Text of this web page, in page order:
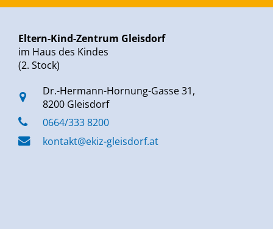
Eltern-Kind-Zentrum Gleisdorf
im Haus des Kindes
(2. Stock)
Dr.-Hermann-Hornung-Gasse 31,
8200 Gleisdorf
0664/333 8200
kontakt@ekiz-gleisdorf.at